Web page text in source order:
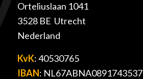
Orteliuslaan 1041
3528 BE Utrecht
Nederland
KvK: 40530765
IBAN: NL67ABNA0891743537